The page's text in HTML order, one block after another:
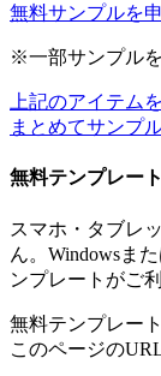
無料サンプルを
※一部サンプル
上記のアイテムを
まとめてサンプ
無料テンプレー
スマホ・タブレ
ん。Windowsま
ンプレートがご
無料テンプレー
このページの